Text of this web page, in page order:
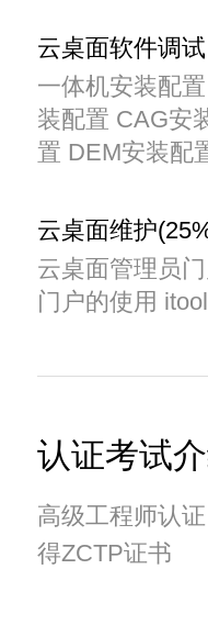
云桌面软件调
一体机安装配
装配置 CAG安
置 DEM安装配
云桌面维护
云桌面管理员
门户的使用
认证考试
高级工程师认
得ZCTP证书